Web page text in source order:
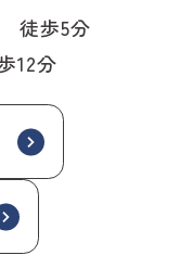
徒歩5分
12分